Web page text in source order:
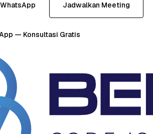
Jadwalkan Meeting
— Konsultasi Gratis